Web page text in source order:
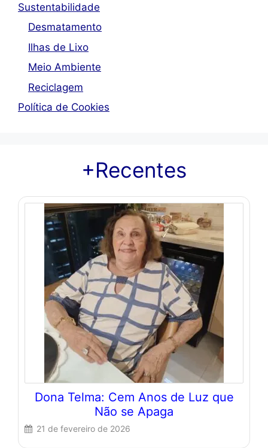
Sustentabilidade
Desmatamento
Ilhas de Lixo
Meio Ambiente
Reciclagem
Política de Cookies
+Recentes
Dona Telma: Cem Anos de Luz que
Não se Apaga
21 de fevereiro de 2026